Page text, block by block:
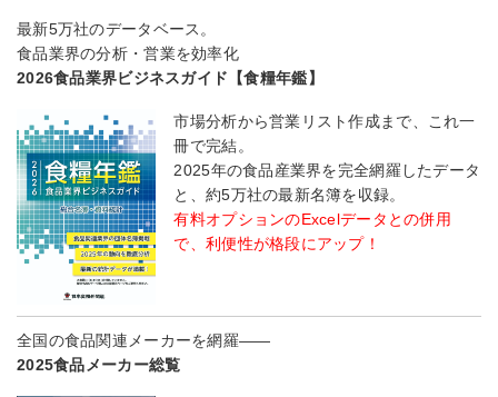
最新5万社のデータベース。
食品業界の分析・営業を効率化
2026食品業界ビジネスガイド【食糧年鑑】
市場分析から営業リスト作成まで、これ一
冊で完結。
2025年の食品産業界を完全網羅したデータ
と、約5万社の最新名簿を収録。
有料オプションのExcelデータとの併用
で、利便性が格段にアップ！
全国の食品関連メーカーを網羅――
2025食品メーカー総覧